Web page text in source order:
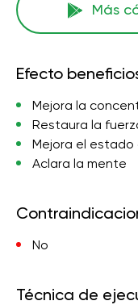
Más
Efecto
Mejora la
Restaura la
Mejora el estado
Aclara la mente
No
Técnica de